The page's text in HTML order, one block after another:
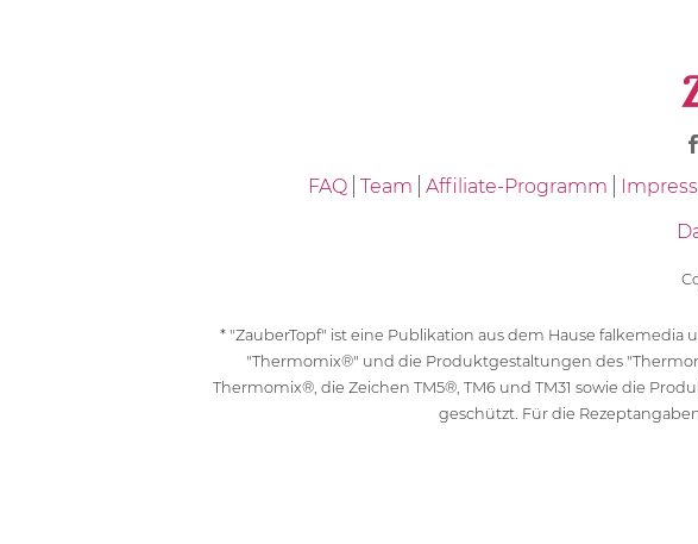
FAQ Team Affiliate-Programm
* "ZauberTopf" ist eine Publikation aus dem Hause
"Thermomix®" und die Produktgestaltungen des
Thermomix®, die Zeichen TM5®, TM6 und TM31 sowie die
geschützt. Für die